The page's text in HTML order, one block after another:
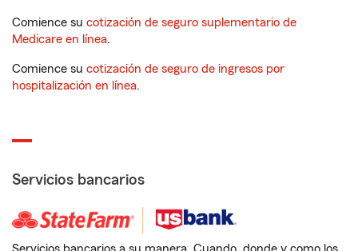
Comience su cotización de seguro suplementario de
Medicare en línea.
Comience su cotización de seguro de ingresos por
hospitalización en línea.
Servicios bancarios